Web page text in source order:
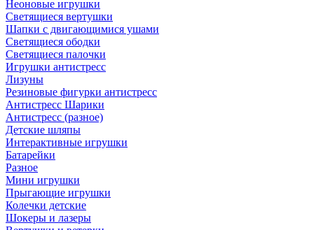
Неоновые игрушки
Светящиеся вертушки
Шапки с двигающимися ушами
Светящиеся ободки
Светящиеся палочки
Игрушки антистресс
Лизуны
Резиновые фигурки антистресс
Антистресс Шарики
Антистресс (разное)
Детские шляпы
Интерактивные игрушки
Батарейки
Разное
Мини игрушки
Прыгающие игрушки
Колечки детские
Шокеры и лазеры